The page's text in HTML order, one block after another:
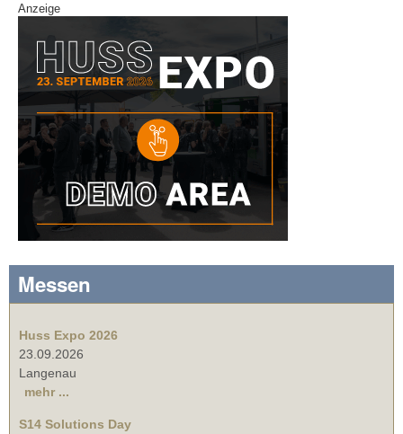
Anzeige
Messen
Huss Expo 2026
23.09.2026
Langenau
mehr ...
S14 Solutions Day